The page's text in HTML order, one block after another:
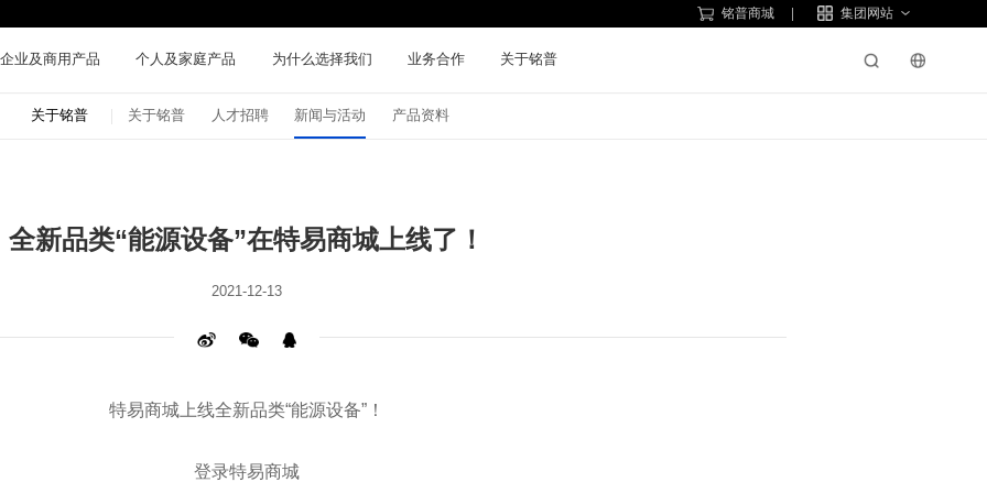
铭普商城 集团网站
企业及商用产品 个人及家庭产品 为什么选择我们 业务合作 关于铭普
关于铭普 关于铭普 人才招聘 新闻与活动 产品资料
全新品类“能源设备”在特易商城上线了！
2021-12-13
特易商城上线全新品类“能源设备”！
登录特易商城